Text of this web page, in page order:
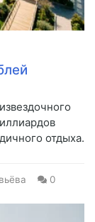
отдыха.
0